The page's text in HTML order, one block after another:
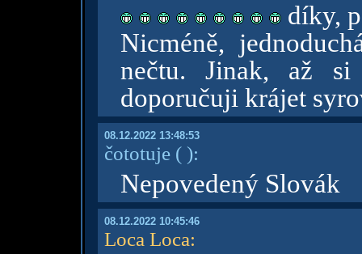
díky,
Nicméně,
nečtu. Jinak, až si
doporučuji krájet
08.12.2022 13:48:53
čototuje( ):
Nepovedený Slovák
08.12.2022 10:45:46
Loca Loca: